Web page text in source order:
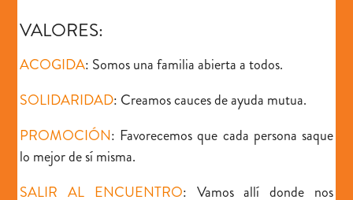
VALORES:
ACOGIDA: Somos una familia abierta a todos.
SOLIDARIDAD: Creamos cauces de ayuda mutua.
PROMOCIÓN: Favorecemos que cada persona saque
lo mejor de sí misma.
SALIR AL ENCUENTRO: Vamos allí donde nos